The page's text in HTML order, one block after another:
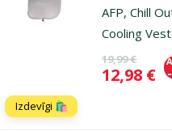
AFP, Chill
Cooling
Oriģinālā
19,99 €
Cena
12,98 €
Izdevīgi 🛍️